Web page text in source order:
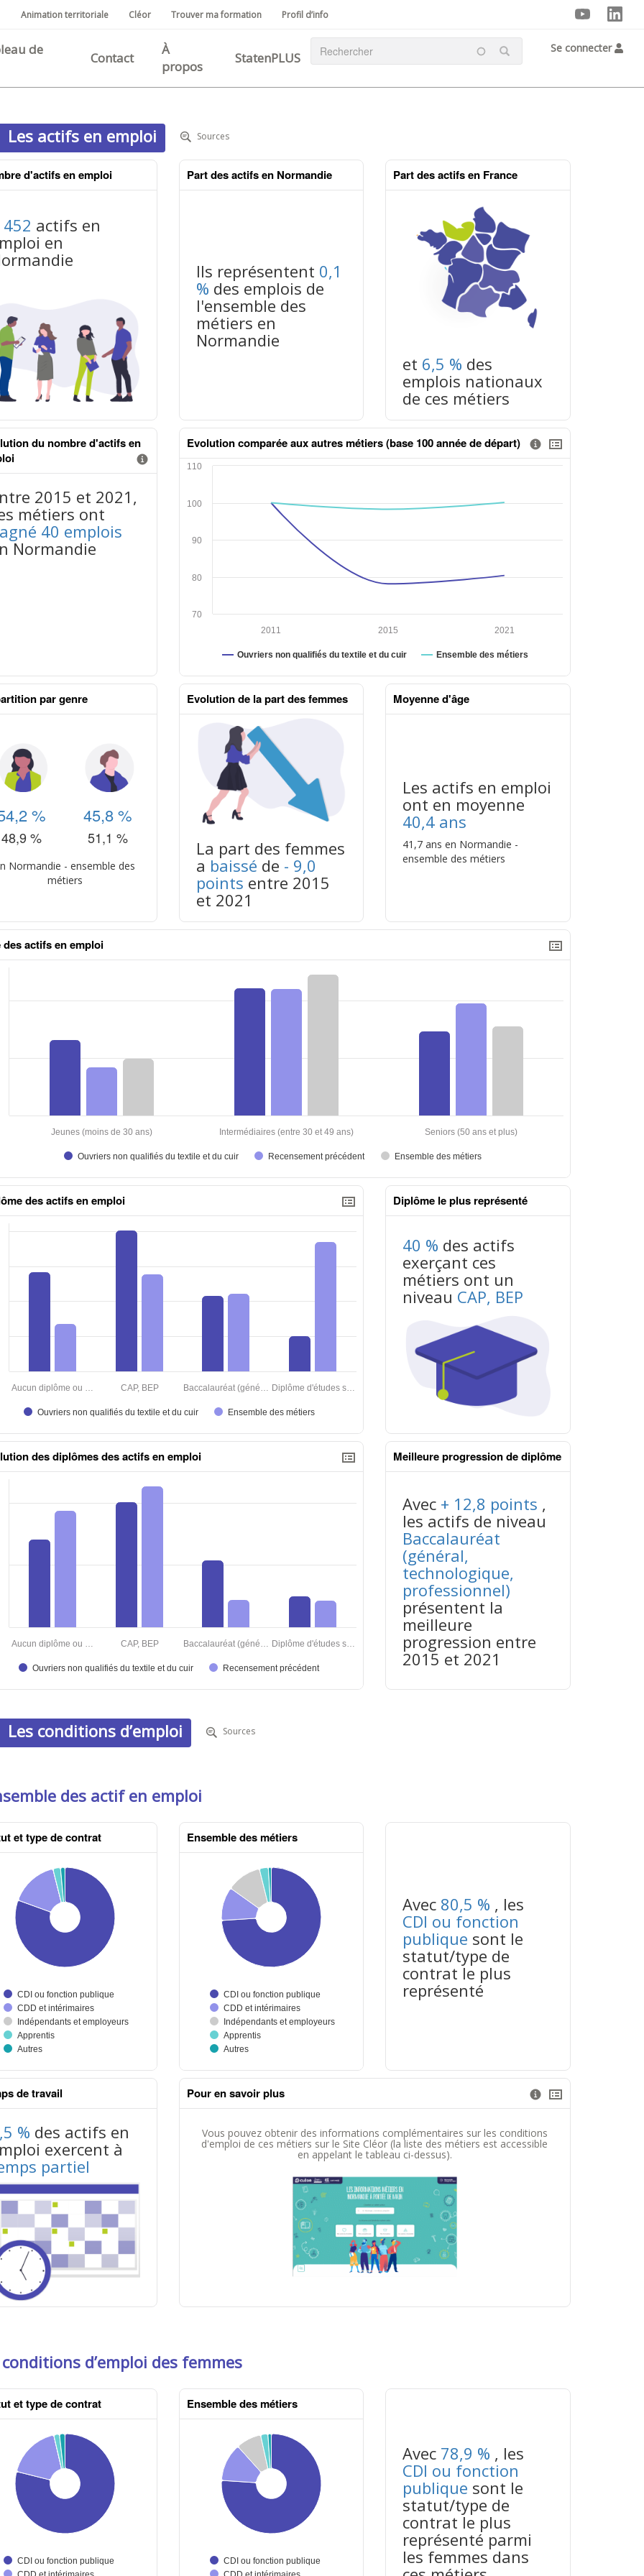
Animation territoriale Cléor Trouver ma formation Profil d’info
de
Contact
À
propos
StatenPLUS
Se connecter
Les actifs en emploi Sources
d'actifs en emploi
452 actifs en
en
Part des actifs en Normandie
Ils représentent 0,1
% des emplois de
l'ensemble des
métiers en
Normandie
Part des actifs en France
et 6,5 % des
emplois nationaux
de ces métiers
du nombre d'actifs en
2015 et 2021,
métiers ont
40 emplois
Normandie
Evolution comparée aux autres métiers (base 100 année de départ)
Information donnée n°2
tableaux excel n°2
par genre
%
48,9 %
45,8 %
51,1 %
Normandie - ensemble des
métiers
Evolution de la part des femmes
La part des femmes
a baissé de - 9,0
points entre 2015
et 2021
Moyenne d'âge
Les actifs en emploi
ont en moyenne
40,4 ans
41,7 ans en Normandie -
ensemble des métiers
des actifs en emploi
excel
des actifs en emploi
excel n°1
Diplôme le plus représenté
contenus données json n°2
40 % des actifs
exerçant ces
métiers ont un
niveau CAP, BEP
des diplômes des actifs en emploi
excel n°1
Meilleure progression de diplôme
contenus données json n°2
Avec + 12,8 points ,
les actifs de niveau
Baccalauréat
(général,
technologique,
professionnel)
présentent la
meilleure
progression entre
2015 et 2021
Les conditions d’emploi Sources
des actif en emploi
et type de contrat Ensemble des métiers tableaux excel n°3
Avec 80,5 % , les
CDI ou fonction
publique sont le
statut/type de
contrat le plus
représenté
de travail
% des actifs en
exercent à
partiel
Pour en savoir plus
contenus données json n°2
Vous pouvez obtenir des informations complémentaires sur les conditions
d'emploi de ces métiers sur le Site Cléor (la liste des métiers est accessible
en appelant le tableau ci-dessus).
conditions d’emploi des femmes
et type de contrat Ensemble des métiers tableaux excel n°3
Avec 78,9 % , les
CDI ou fonction
publique sont le
statut/type de
contrat le plus
représenté parmi
les femmes dans